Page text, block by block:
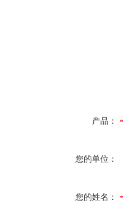
产品：
您的单位：
您的姓名：